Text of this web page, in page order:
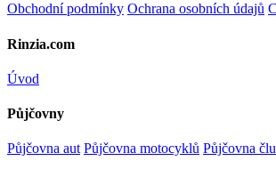
Obchodní podmínky Ochrana osobních údajů
Rinzia.com
Úvod
Půjčovny
Půjčovna aut Půjčovna motocyklů Půjčovna